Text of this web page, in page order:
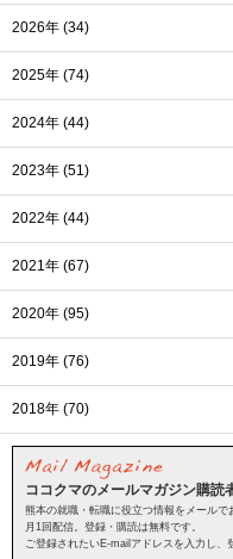
2026年 (34)
2025年 (74)
2024年 (44)
2023年 (51)
2022年 (44)
2021年 (67)
2020年 (95)
2019年 (76)
2018年 (70)
ココクマのメールマガジン購読
熊本の就職・転職に役立つ情報をメールで
月1回配信。登録・購読は無料です。
ご登録されたいE-mailアドレスを入力し、